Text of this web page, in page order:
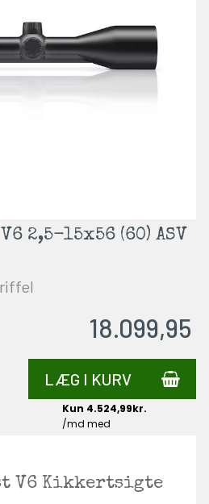
2,5-15x56 (60) ASV
18.099,95
LÆG I KURV
V6 Kikkertsigte